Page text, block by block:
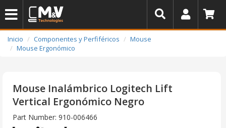
Inicio Componentes y Perfiféricos
Mouse
Mouse Ergonómico
Mouse Inalámbrico Logitech Lift
Vertical Ergonómico Negro
Part Number: 910-006466